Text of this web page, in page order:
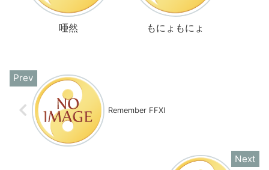
唖然 もにょもにょ
Remember FFXI